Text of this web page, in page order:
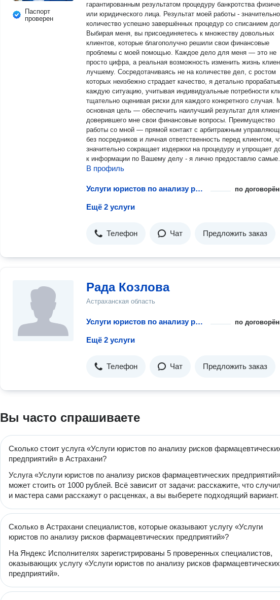
Паспорт
проверен
гарантированным результатом процедуру банкротства
или юридического лица. Результат моей работы -
количество успешно завершённых процедур со списанием
Выбирая меня, вы присоединяетесь к множеству довольных
клиентов, которые благополучно решили свои финансовые
проблемы с моей помощью. Каждое дело для меня — это не
просто цифра, а реальная возможность изменить жизнь
лучшему. Сосредотачиваясь не на количестве дел, с ростом
которых неизбежно страдает качество, я детально
каждую ситуацию, учитывая индивидуальные потребности
тщательно оценивая риски для каждого конкретного случая. Моя
основная цель — обеспечить наилучший результат для
доверившего мне свои финансовые вопросы. Преимущество
работы со мной — прямой контакт с арбитражным
без посредников и личная ответственность перед клиентом,
значительно сокращает издержки на процедуру и упрощает
к информации по Вашему делу - я лично предоставлю самые
точные и актуальные данные, обеспечу полную прозрачность
- не откладывайте в долгий ящик!
В профиль
Услуги юристов по анализу рисков фармацевтических предприятий по
Ещё 2 услуги
Телефон Чат Предложить заказ
Рада Козлова
Астраханская область
Услуги юристов по анализу рисков фармацевтических предприятий по
Ещё 2 услуги
Телефон Чат Предложить заказ
Вы часто спрашиваете
Сколько стоит услуга «Услуги юристов по анализу рисков
предприятий» в Астрахани?
Услуга «Услуги юристов по анализу рисков фармацевтических предприятий»
может стоить от 1000 рублей. Всё зависит от задачи: расскажите, что
и мастера сами расскажут о расценках, а вы выберете подходящий вариант.
Сколько в Астрахани специалистов, которые оказывают услугу «Услуги
юристов по анализу рисков фармацевтических предприятий»?
На Яндекс Исполнителях зарегистрированы 5 проверенных специалистов,
оказывающих услугу «Услуги юристов по анализу рисков фармацевтических
предприятий».